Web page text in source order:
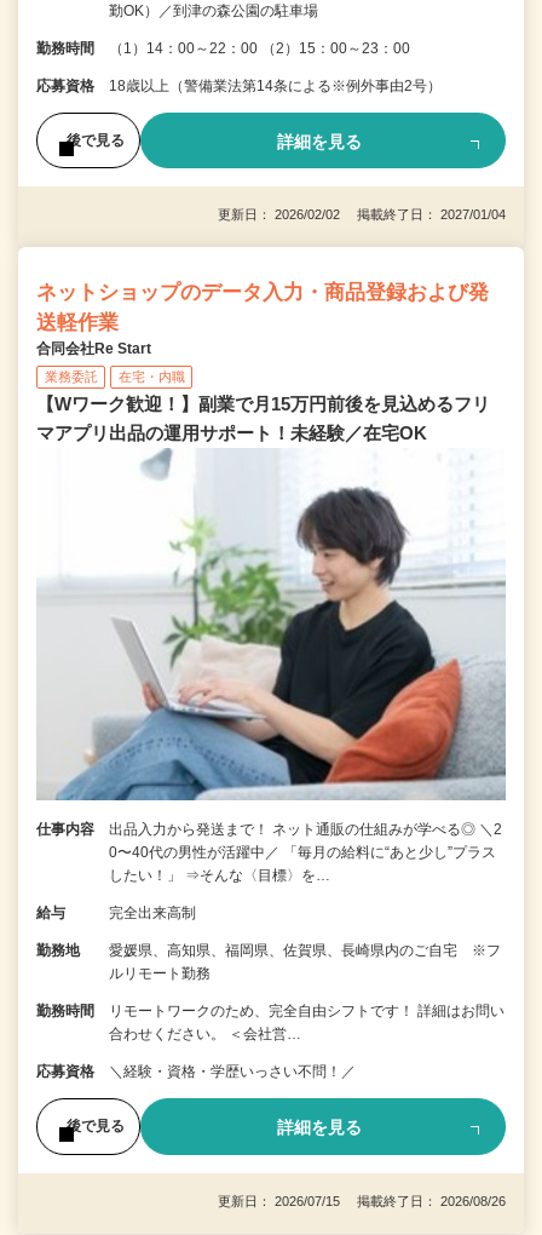
勤OK）／到津の森公園の駐車場
勤務時間 （1）14：00～22：00 （2）15：00～23：00
応募資格 18歳以上（警備業法第14条による※例外事由2号）
後で見る 詳細を見る
更新日： 2026/02/02 掲載終了日： 2027/01/04
ネットショップのデータ入力・商品登録および発
送軽作業
合同会社Re Start
業務委託 在宅・内職
【Wワーク歓迎！】副業で月15万円前後を見込めるフリ
マアプリ出品の運用サポート！未経験／在宅OK
仕事内容
出品入力から発送まで！ ネット通販の仕組みが学べる◎ ＼2
0〜40代の男性が活躍中／ 「毎月の給料に“あと少し”プラス
したい！」 ⇒そんな〈目標〉を…
給与 完全出来高制
勤務地
愛媛県、高知県、福岡県、佐賀県、長崎県内のご自宅 ※フ
ルリモート勤務
勤務時間
リモートワークのため、完全自由シフトです！ 詳細はお問い
合わせください。 ＜会社営…
応募資格 ＼経験・資格・学歴いっさい不問！／
後で見る 詳細を見る
更新日： 2026/07/15 掲載終了日： 2026/08/26